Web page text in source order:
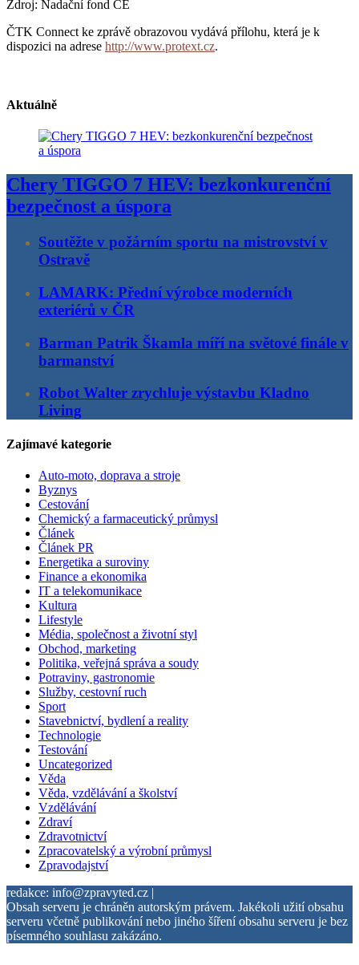
Zdroj: Nadační fond CE
ČTK Connect ke zprávě obrazovou vydává přílohu, která je k
dispozici na adrese http://www.protext.cz.
Aktuálně
Chery TIGGO 7 HEV: bezkonkurenční
bezpečnost a úspora
Soutěžte v požárním sportu na mistrovství v
Ostravě
LAMARK: Přední výrobce moderních
exteriérů v ČR
Barman Patrik Škamla míří na světové finále v
barmanství
Robot Walter zrychluje výstavbu Kladno
Living
Zajímavé kategorie
Auto-moto, doprava a stroje
Byznys
Cestování
Chemický a farmaceutický průmysl
Článek
Článek PR
Energetika a suroviny
Finance a ekonomika
IT a telekomunikace
Kultura
Lifestyle
Média, společnost a životní styl
Obchod, marketing
Politika, veřejná správa a soudy
Potraviny, gastronomie
Služby, cestovní ruch
Sport
Stavebnictví, bydlení a reality
Technologie
Testování
Uncategorized
Věda
Věda, vzdělávání a školství
Vzdělávání
Zdraví
Zdravotnictví
Zpracovatelský a výrobní průmysl
Zpravodajství
redakce: info@zpravyted.cz |
Obsah serveru je chráněn autorským právem. Jakékoli užití obsahu
serveru včetně publikování nebo jiného šíření obsahu serveru je bez
písemného souhlasu zakázáno.